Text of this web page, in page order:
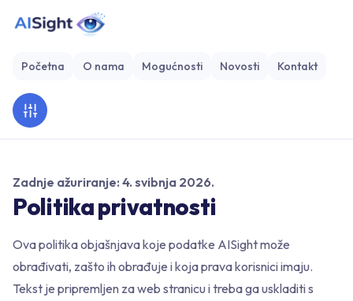
Početna O nama Mogućnosti Novosti Kontakt
Zadnje ažuriranje: 4. svibnja 2026.
Politika privatnosti
Ova politika objašnjava koje podatke AISight može
obrađivati, zašto ih obrađuje i koja prava korisnici imaju.
Tekst je pripremljen za web stranicu i treba ga uskladiti s